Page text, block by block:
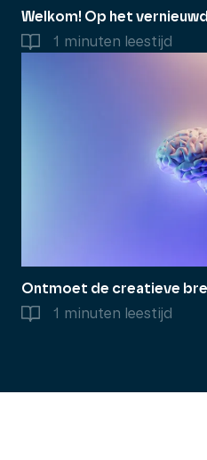
Welkom! Op het
1 minuten leestijd
Ontmoet de creatieve
1 minuten leestijd